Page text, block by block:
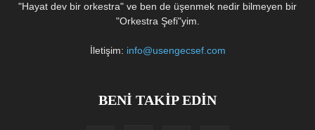
"Hayat dev bir orkestra" ve ben de üşenmek nedir bilmeyen bir
"Orkestra Şefi"yim.
İletişim: info@usengecsef.com
BENİ TAKİP EDİN